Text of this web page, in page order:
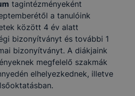
tagintézményeként
a tanulóink
között 4 év alatt
bizonyítványt és további 1
bizonyítványt. A diákjaink
megfelelő szakmák
elhelyezkednek, illetve